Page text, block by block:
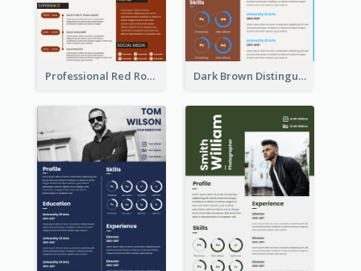
Professional Red Rouge Resume Dark Brown Distinguished Modern Resume